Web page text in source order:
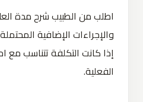
اطلب من الطبيب شرح مدة
والإجراءات الإضافية
إذا كانت التكلفة تتناسب مع
الفعلية.